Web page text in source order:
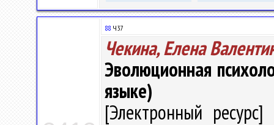
88 Ч37
Чекина, Елена
Эволюционная
языке)
[Электронный